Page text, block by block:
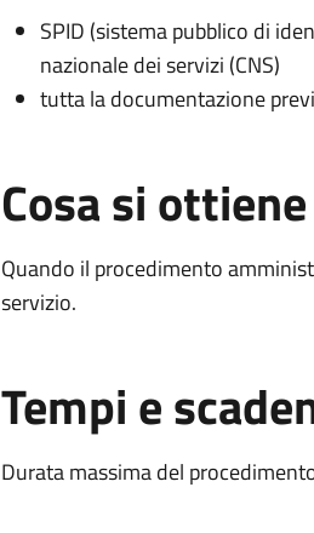
SPID (sistema pubblico di
nazionale dei servizi (CNS)
tutta la documentazione
Cosa si ottiene
Quando il procedimento
servizio.
Tempi e
Durata massima del